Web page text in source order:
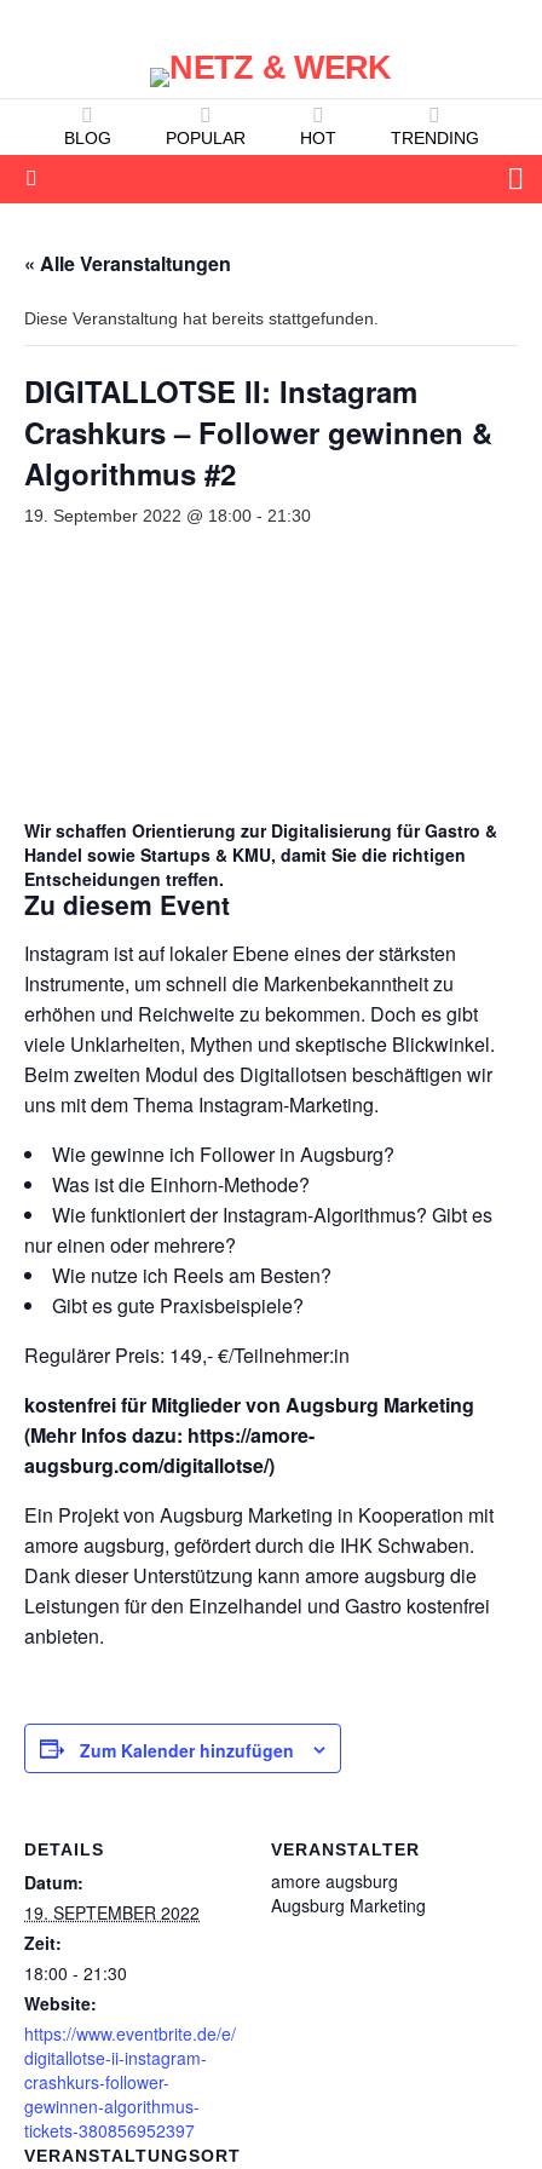
BLOG POPULAR HOT TRENDING
« Alle Veranstaltungen
Diese Veranstaltung hat bereits stattgefunden.
DIGITALLOTSE II: Instagram
Crashkurs – Follower gewinnen &
Algorithmus #2
19. September 2022 @ 18:00 - 21:30
Wir schaffen Orientierung zur Digitalisierung für Gastro &
Handel sowie Startups & KMU, damit Sie die richtigen
Entscheidungen treffen.
Zu diesem Event
Instagram ist auf lokaler Ebene eines der stärksten
Instrumente, um schnell die Markenbekanntheit zu
erhöhen und Reichweite zu bekommen. Doch es gibt
viele Unklarheiten, Mythen und skeptische Blickwinkel.
Beim zweiten Modul des Digitallotsen beschäftigen wir
uns mit dem Thema Instagram-Marketing.
Wie gewinne ich Follower in Augsburg?
Was ist die Einhorn-Methode?
Wie funktioniert der Instagram-Algorithmus? Gibt es
nur einen oder mehrere?
Wie nutze ich Reels am Besten?
Gibt es gute Praxisbeispiele?
Regulärer Preis: 149,- €/Teilnehmer:in
kostenfrei für Mitglieder von Augsburg Marketing
(Mehr Infos dazu: https://amore-
augsburg.com/digitallotse/)
Ein Projekt von Augsburg Marketing in Kooperation mit
amore augsburg, gefördert durch die IHK Schwaben.
Dank dieser Unterstützung kann amore augsburg die
Leistungen für den Einzelhandel und Gastro kostenfrei
anbieten.
Zum Kalender hinzufügen
DETAILS
Datum:
19. SEPTEMBER 2022
Zeit:
18:00 - 21:30
Website:
https://www.eventbrite.de/e/
digitallotse-ii-instagram-
crashkurs-follower-
gewinnen-algorithmus-
tickets-380856952397
VERANSTALTUNGSORT
VERANSTALTER
amore augsburg
Augsburg Marketing